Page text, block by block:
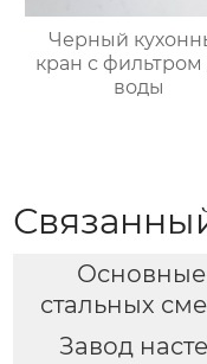
Черный
кран с фильтром
воды
Основные
стальных
Завод